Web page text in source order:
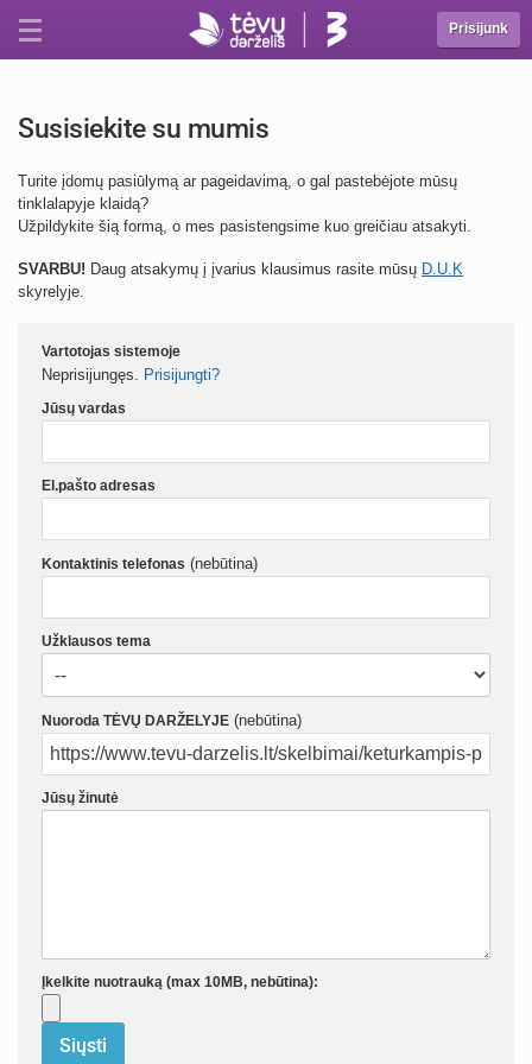
Prisijunk
Susisiekite su mumis
Turite įdomų pasiūlymą ar pageidavimą, o gal pastebėjote mūsų
tinklalapyje klaidą?
Užpildykite šią formą, o mes pasistengsime kuo greičiau atsakyti.
SVARBU! Daug atsakymų į įvarius klausimus rasite mūsų D.U.K
skyrelyje.
Vartotojas sistemoje
Neprisijungęs. Prisijungti?
Jūsų vardas
El.pašto adresas
Kontaktinis telefonas (nebūtina)
Užklausos tema
Nuoroda TĖVŲ DARŽELYJE (nebūtina)
Jūsų žinutė
Įkelkite nuotrauką (max 10MB, nebūtina):